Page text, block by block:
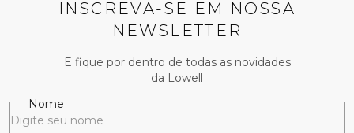
INSCREVA-SE EM NOSSA
NEWSLETTER
E fique por dentro de todas as novidades
da Lowell
Nome